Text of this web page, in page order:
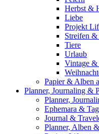
Herbst &
Liebe
Projekt
Streifen
Tiere
Urlaub
Vintage &
Papier & Alben
Planner, Journaling &
Planner,
Ephemara &
Journal &
Planner, Alben